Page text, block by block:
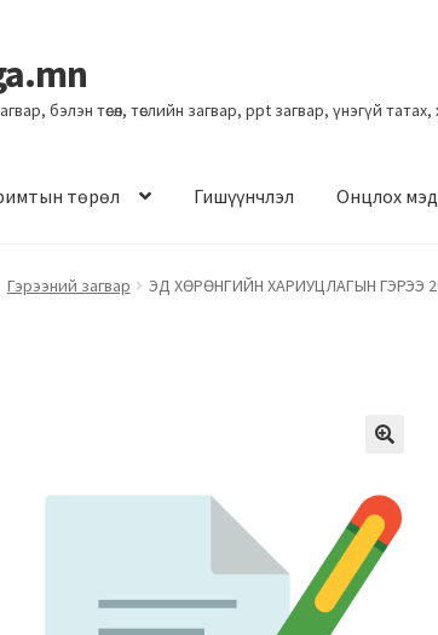
бэлэн төсөл, төслийн загвар, ppt загвар, үнэгүй
төрөл Гишүүнчлэл Онцлох
Гэрээний загвар ЭД ХӨРӨНГИЙН ХАРИУЦЛАГЫН ГЭРЭЭ